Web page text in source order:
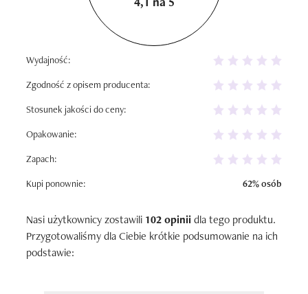
Wydajność:
Zgodność z opisem producenta:
Stosunek jakości do ceny:
Opakowanie:
Zapach:
Kupi ponownie:
62% osób
Nasi użytkownicy zostawili 102 opiniidla tego produktu.
Przygotowaliśmy dla Ciebie krótkie podsumowanie na ich
podstawie: